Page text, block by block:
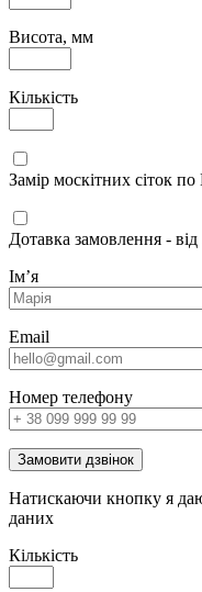
Висота, мм
Кількість
Замір москітних сіток
Дотавка замовлення -
Імʼя
Email
Номер телефону
Замовити дзвінок
Натискаючи кнопку я
даних
Кількість